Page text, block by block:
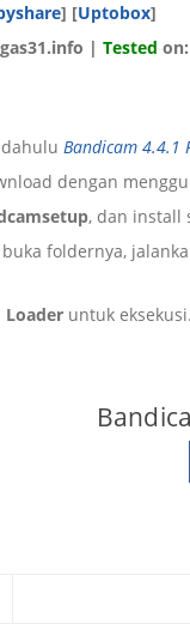
] [Uptobox]
| Tested
Bandicam 4.4.1
dengan
, dan install
foldernya,
Loader untuk eksekusi.